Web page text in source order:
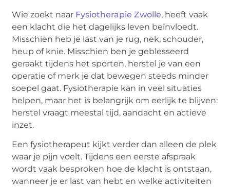
Wie zoekt naar Fysiotherapie Zwolle, heeft vaak
een klacht die het dagelijks leven beïnvloedt.
Misschien heb je last van je rug, nek, schouder,
heup of knie. Misschien ben je geblesseerd
geraakt tijdens het sporten, herstel je van een
operatie of merk je dat bewegen steeds minder
soepel gaat. Fysiotherapie kan in veel situaties
helpen, maar het is belangrijk om eerlijk te blijven:
herstel vraagt meestal tijd, aandacht en actieve
inzet.
Een fysiotherapeut kijkt verder dan alleen de plek
waar je pijn voelt. Tijdens een eerste afspraak
wordt vaak besproken hoe de klacht is ontstaan,
wanneer je er last van hebt en welke activiteiten